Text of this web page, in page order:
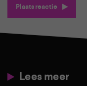
Plaats reactie
Lees meer